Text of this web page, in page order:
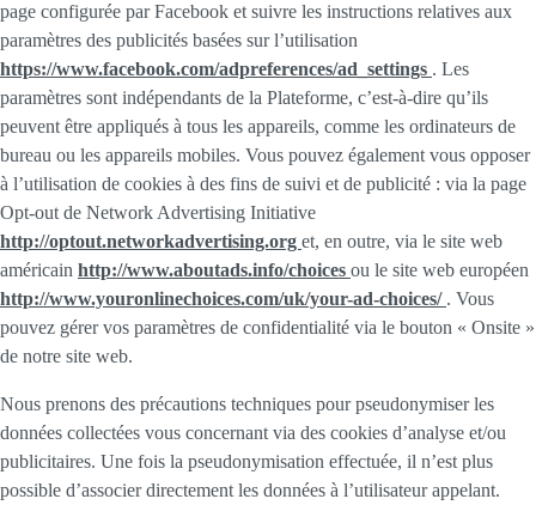
page configurée par Facebook et suivre les instructions relatives aux
paramètres des publicités basées sur l’utilisation
https://www.facebook.com/adpreferences/ad_settings . Les
paramètres sont indépendants de la Plateforme, c’est-à-dire qu’ils
peuvent être appliqués à tous les appareils, comme les ordinateurs de
bureau ou les appareils mobiles. Vous pouvez également vous opposer
à l’utilisation de cookies à des fins de suivi et de publicité : via la page
Opt-out de Network Advertising Initiative
http://optout.networkadvertising.org et, en outre, via le site web
américain http://www.aboutads.info/choices ou le site web européen
http://www.youronlinechoices.com/uk/your-ad-choices/ . Vous
pouvez gérer vos paramètres de confidentialité via le bouton « Onsite »
de notre site web.
Nous prenons des précautions techniques pour pseudonymiser les
données collectées vous concernant via des cookies d’analyse et/ou
publicitaires. Une fois la pseudonymisation effectuée, il n’est plus
possible d’associer directement les données à l’utilisateur appelant.